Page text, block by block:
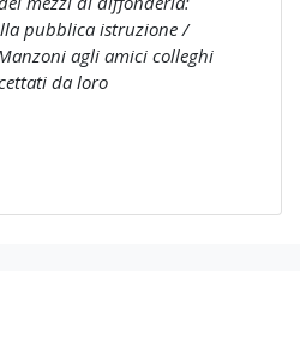
pubblica istruzione /
agli amici colleghi
da loro